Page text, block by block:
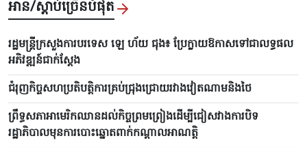
អាន/ស្តាប់ច្រើនបំផុត
រដ្ឋមន្ត្រីក្រសួងការបរទេស ឡេ ហ័យ ជុង៖ ប្រែក្លាយឱកាសទៅជាលទ្ធផល
អភិវឌ្ឍន៍ជាក់ស្តែង
ជំរុញកិច្ចសហប្រតិបត្តិការគ្រប់ជ្រុងជ្រោយរវាងវៀតណាមនិងថៃ
ព្រឹទ្ធសភាអាមេរិកឈានដល់កិច្ចព្រមព្រៀងដើម្បីជៀសវាងការបិទ
រដ្ឋាភិបាលមុនការបោះឆ្នោតពាក់កណ្តាលអាណត្តិ